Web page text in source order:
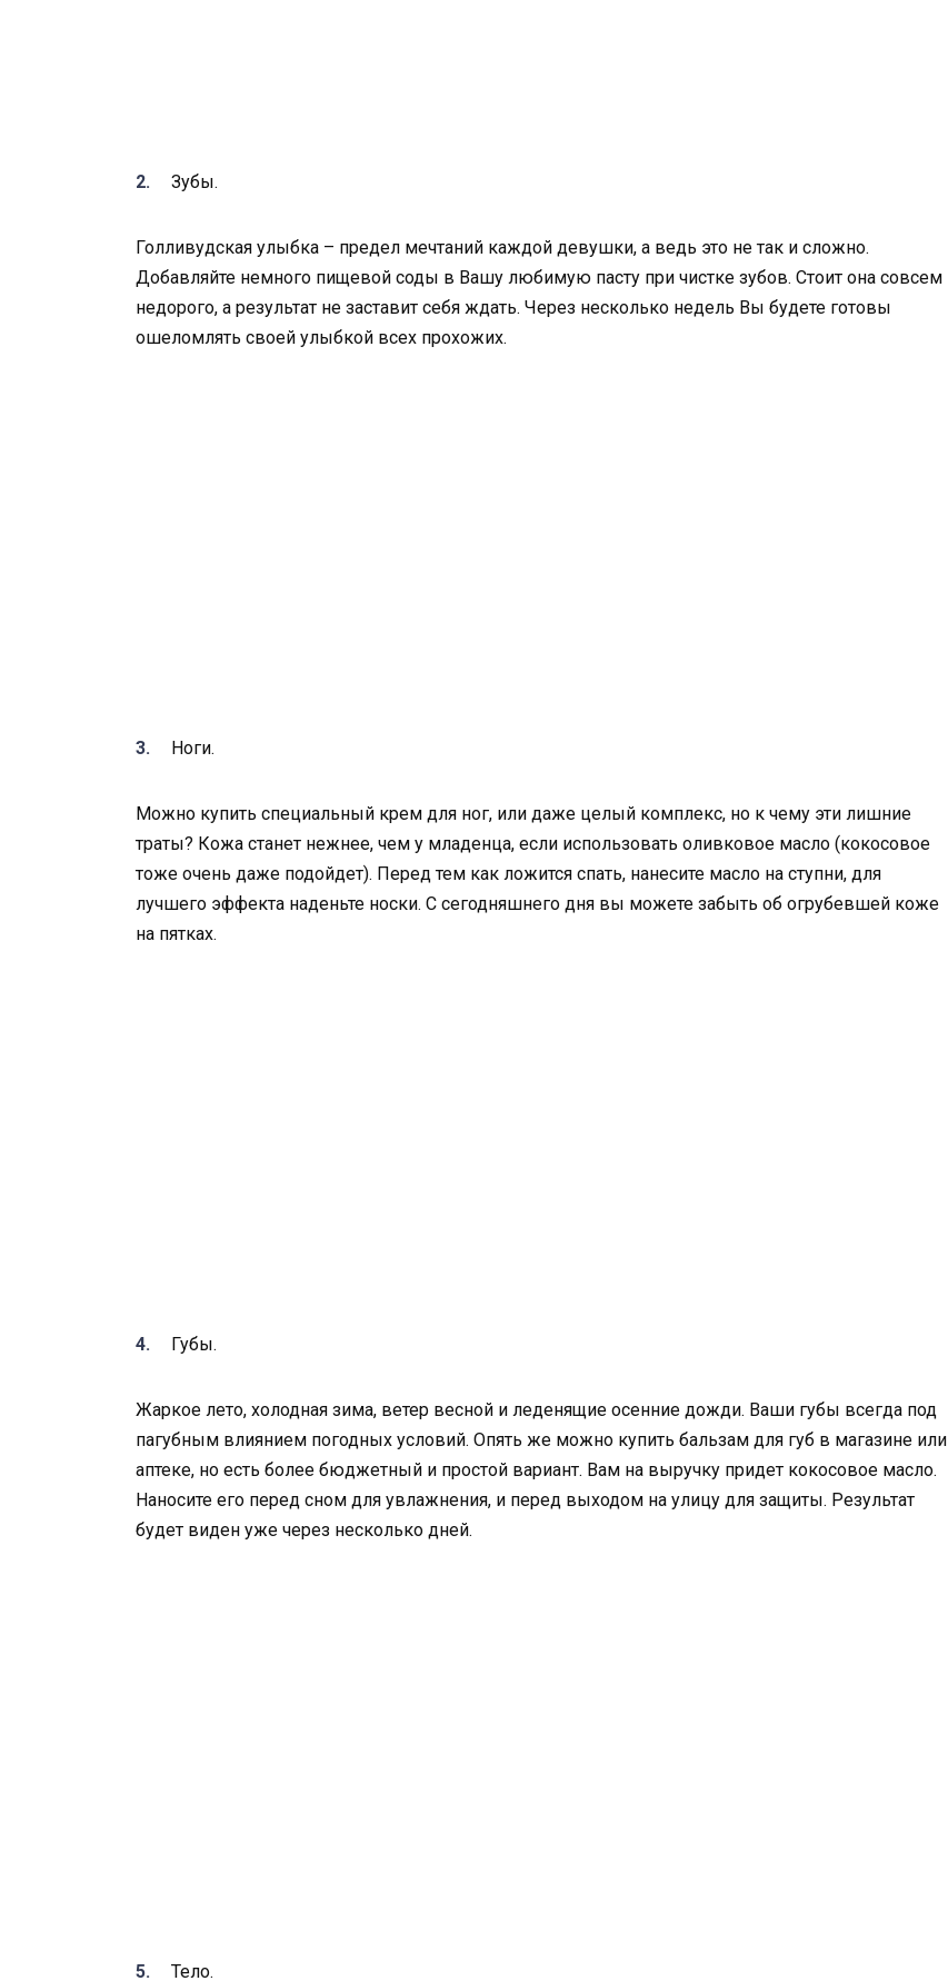
Зубы.
Голливудская улыбка – предел мечтаний каждой девушки, а ведь это не так и сложно.
Добавляйте немного пищевой соды в Вашу любимую пасту при чистке зубов. Стоит она совсем
недорого, а результат не заставит себя ждать. Через несколько недель Вы будете готовы
ошеломлять своей улыбкой всех прохожих.
Ноги.
Можно купить специальный крем для ног, или даже целый комплекс, но к чему эти лишние
траты? Кожа станет нежнее, чем у младенца, если использовать оливковое масло (кокосовое
тоже очень даже подойдет). Перед тем как ложится спать, нанесите масло на ступни, для
лучшего эффекта наденьте носки. С сегодняшнего дня вы можете забыть об огрубевшей коже
на пятках.
Губы.
Жаркое лето, холодная зима, ветер весной и леденящие осенние дожди. Ваши губы всегда под
пагубным влиянием погодных условий. Опять же можно купить бальзам для губ в магазине или
аптеке, но есть более бюджетный и простой вариант. Вам на выручку придет кокосовое масло.
Наносите его перед сном для увлажнения, и перед выходом на улицу для защиты. Результат
будет виден уже через несколько дней.
Тело.